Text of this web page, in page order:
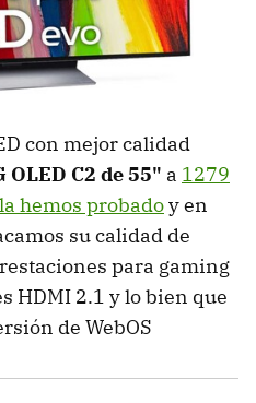
con mejor calidad
OLED C2 de 55" a 1279
hemos probadoy en
su calidad de
para gaming
HDMI 2.1 y lo bien que
de WebOS